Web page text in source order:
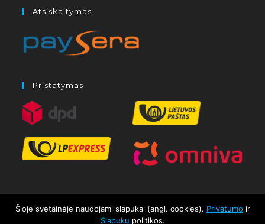
Atsiskaitymas
Pristatymas
Šioje svetainėje naudojami slapukai (angl. cookies). Privatumo ir
Slapukų politikos.